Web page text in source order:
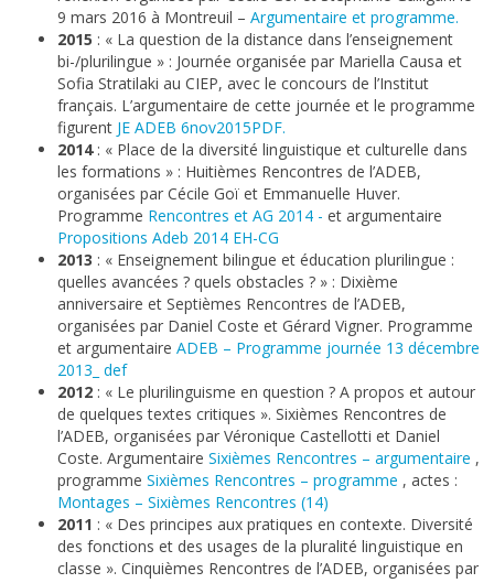
9 mars 2016 à Montreuil – Argumentaire et programme.
2015 : « La question de la distance dans l’enseignement
bi-/plurilingue » : Journée organisée par Mariella Causa et
Sofia Stratilaki au CIEP, avec le concours de l’Institut
français. L’argumentaire de cette journée et le programme
figurent JE ADEB 6nov2015PDF.
2014: « Place de la diversité linguistique et culturelle dans
les formations » : Huitièmes Rencontres de l’ADEB,
organisées par Cécile Goï et Emmanuelle Huver.
Programme Rencontres et AG 2014 - et argumentaire
Propositions Adeb 2014 EH-CG
2013 : « Enseignement bilingue et éducation plurilingue :
quelles avancées ? quels obstacles ? » : Dixième
anniversaire et Septièmes Rencontres de l’ADEB,
organisées par Daniel Coste et Gérard Vigner. Programme
et argumentaire ADEB – Programme journée 13 décembre
2013_ def
2012 : « Le plurilinguisme en question ? A propos et autour
de quelques textes critiques ». Sixièmes Rencontres de
l’ADEB, organisées par Véronique Castellotti et Daniel
Coste. Argumentaire Sixièmes Rencontres – argumentaire ,
programme Sixièmes Rencontres – programme , actes :
Montages – Sixièmes Rencontres (14)
2011 : « Des principes aux pratiques en contexte. Diversité
des fonctions et des usages de la pluralité linguistique en
classe ». Cinquièmes Rencontres de l’ADEB, organisées par